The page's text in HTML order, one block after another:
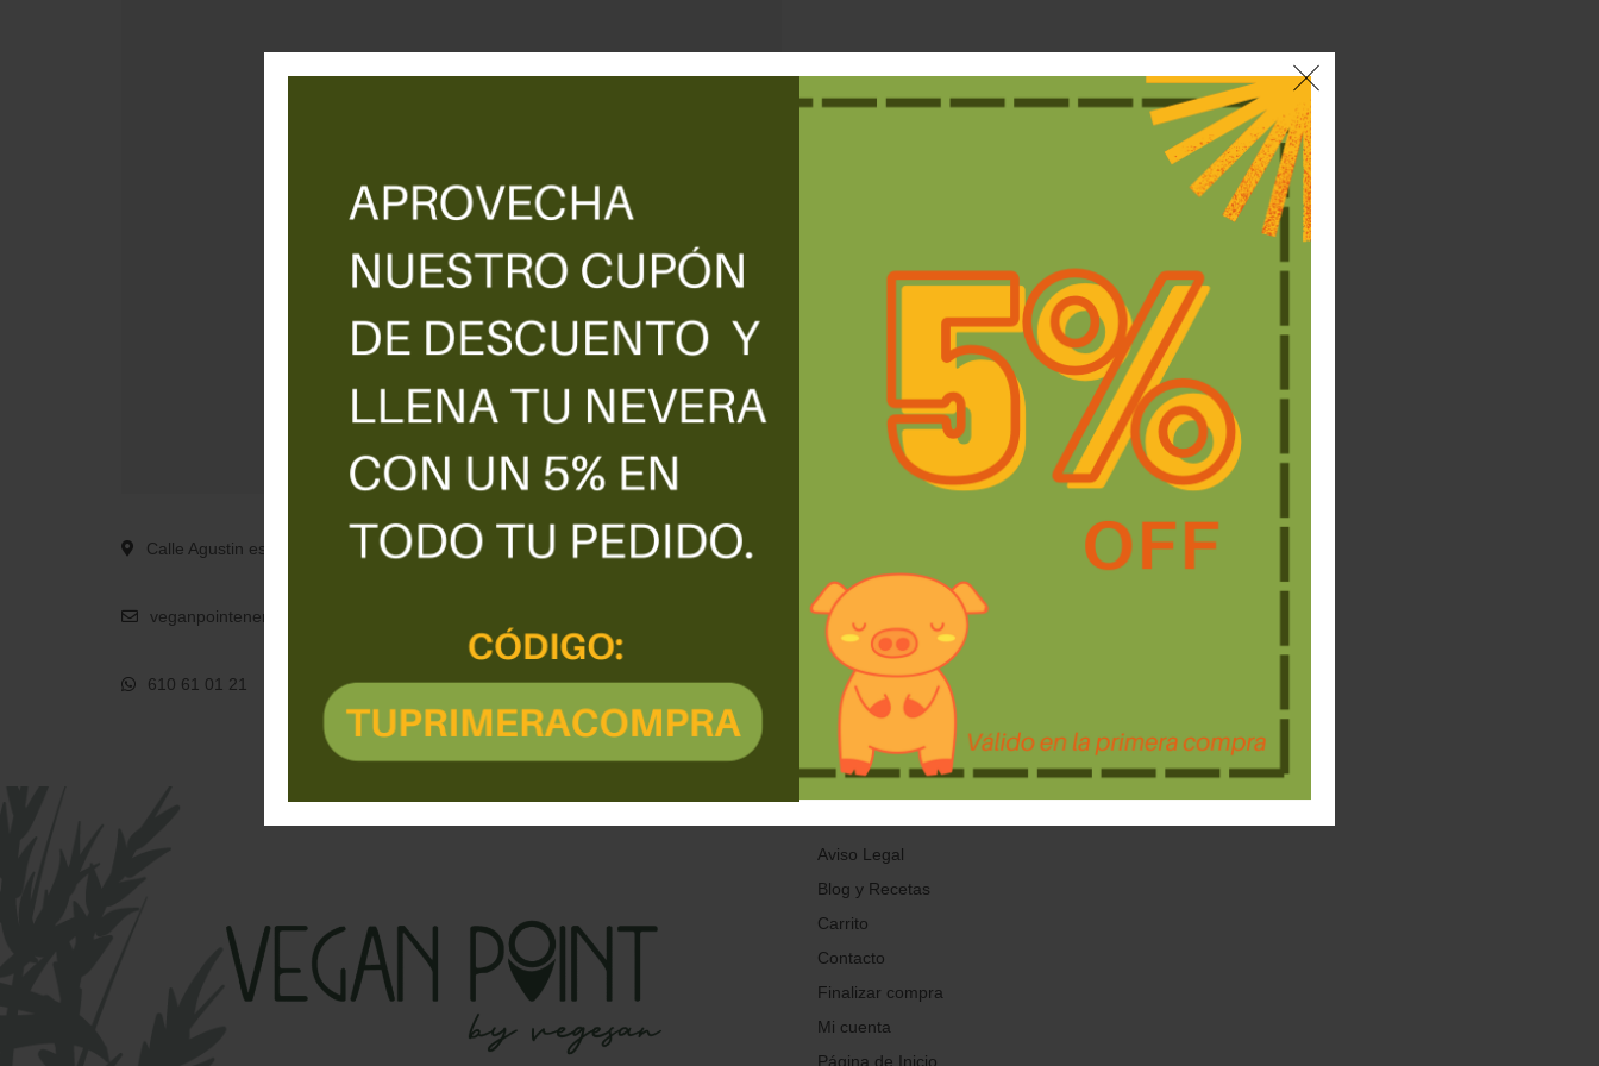
Calle Agustin espinosa Garcia Local 5B 38007 Santa Cruz de Tenerife
veganpointenerife@gmail.com
610 61 01 21
Aviso Legal
Blog y Recetas
Carrito
Contacto
Finalizar compra
Mi cuenta
Página de Inicio